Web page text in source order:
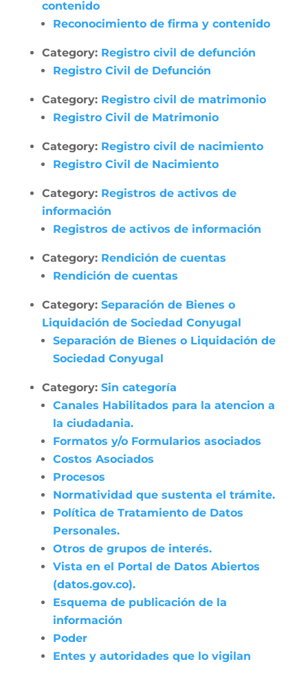
contenido
Reconocimiento de firma y contenido
Category: Registro civil de defunción
Registro Civil de Defunción
Category: Registro civil de matrimonio
Registro Civil de Matrimonio
Category: Registro civil de nacimiento
Registro Civil de Nacimiento
Category: Registros de activos de
información
Registros de activos de información
Category: Rendición de cuentas
Rendición de cuentas
Category: Separación de Bienes o
Liquidación de Sociedad Conyugal
Separación de Bienes o Liquidación de
Sociedad Conyugal
Category: Sin categoría
Canales Habilitados para la atencion a
la ciudadania.
Formatos y/o Formularios asociados
Costos Asociados
Procesos
Normatividad que sustenta el trámite.
Política de Tratamiento de Datos
Personales.
Otros de grupos de interés.
Vista en el Portal de Datos Abiertos
(datos.gov.co).
Esquema de publicación de la
información
Poder
Entes y autoridades que lo vigilan